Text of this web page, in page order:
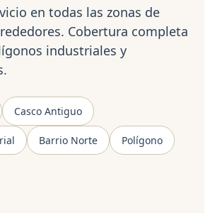
en todas las zonas de
Cobertura completa
industriales y
Casco Antiguo
Barrio Norte Polígono